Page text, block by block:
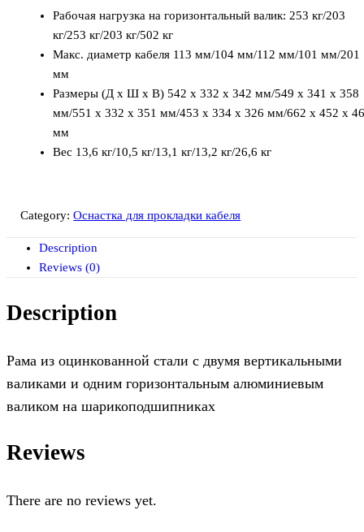
Рабочая нагрузка на горизонтальный валик: 253 кг/203
кг/253 кг/203 кг/502 кг
Макс. диаметр кабеля 113 мм/104 мм/112 мм/101 мм/201
мм
Размеры (Д x Ш x В) 542 x 332 x 342 мм/549 x 341 x 358
мм/551 x 332 x 351 мм/453 x 334 x 326 мм/662 x 452 x
мм
Вес 13,6 кг/10,5 кг/13,1 кг/13,2 кг/26,6 кг
Category:Оснастка для прокладки кабеля
Description
Reviews (0)
Description
Рама из оцинкованной стали с двумя вертикальными
валиками и одним горизонтальным алюминиевым
валиком на шарикоподшипниках
Reviews
There are no reviews yet.